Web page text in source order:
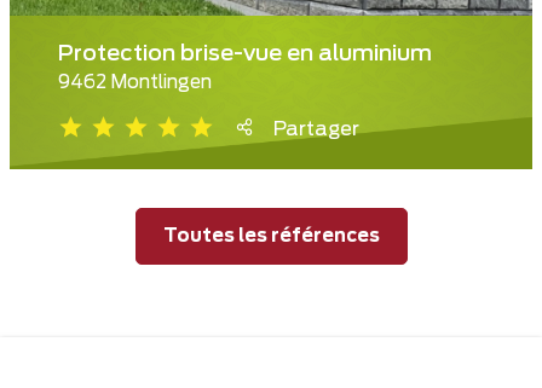
Protection brise-vue en aluminium
9462 Montlingen
Partager
Toutes les références